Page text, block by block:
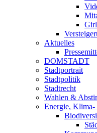
Aktuelles
DOMSTADT
Stadtportrait
Stadtpolitik
Stadtrecht
Wahlen &
Energie,